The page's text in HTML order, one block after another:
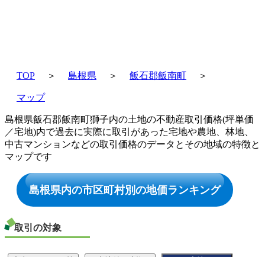
TOP ＞ 島根県 ＞ 飯石郡飯南町 ＞
マップ
島根県飯石郡飯南町獅子内の土地の不動産取引価格(坪単価
／宅地)内で過去に実際に取引があった宅地や農地、林地、
中古マンションなどの取引価格のデータとその地域の特徴と
マップです
島根県内の市区町村別の地価ランキング
取引の対象